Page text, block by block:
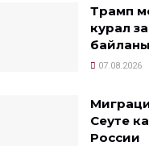
Трамп
курал
07.08.2026
Сеуте
России